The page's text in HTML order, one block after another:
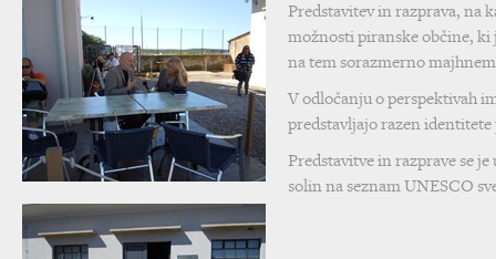
Predstavitev in razprava, na
možnosti piranske občine,
na tem sorazmerno
V odločanju o perspektivah
predstavljajo razen
Predstavitve in razprave se
solin na seznam UNESCO